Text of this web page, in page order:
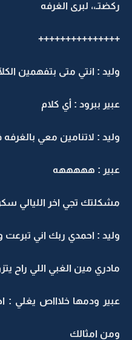
لبرى الغرفه
: انتي متى بتفهمين الكلآم ؟
ببرود : أي كلام
: لاتنامين معي بالغرفه
: هههههه
تجي اخر الليالي سكران
: احمدي ربك اني تبرعت
مين الغبي اللي راح
ودمها خلاااص يغلي :
امثالك